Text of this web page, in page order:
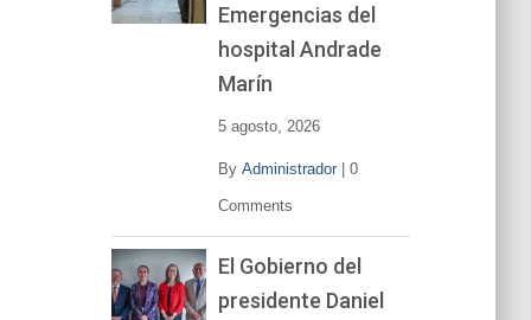
Emergencias del
hospital Andrade
Marín
5 agosto, 2026
By Administrador| 0
Comments
El Gobierno del
presidente Daniel